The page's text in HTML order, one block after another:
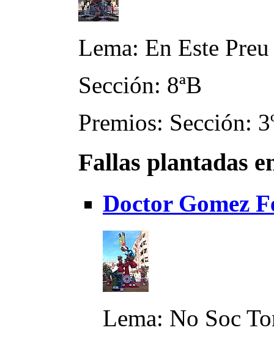
Lema: En Este
Sección: 8ªB
Premios: Sección:
Fallas plantadas
Doctor Gomez
Lema: No Soc